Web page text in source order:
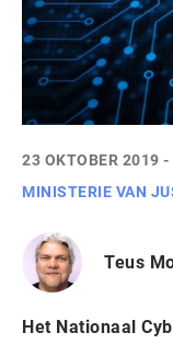
23 OKTOBER 2019
MINISTERIE VAN
Teus
Het Nationaal